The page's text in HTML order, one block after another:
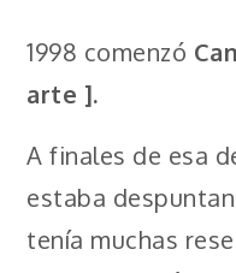
1998 comenzó
arte ].
A finales de esa
estaba
tenía muchas